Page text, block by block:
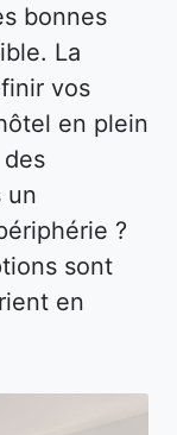
bonnes
La
vos
en plein
un
?
sont
en